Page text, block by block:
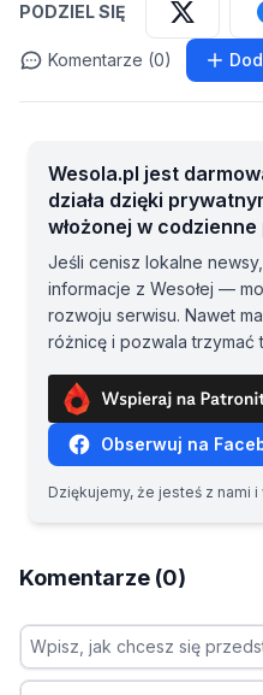
PODZIEL SIĘ
Komentarze (0)
Wesola.pl jest
działa dzięki
włożonej w
Jeśli cenisz lokalne
informacje z Wesołej —
rozwoju serwisu. Nawet
różnicę i pozwala trzymać
Obserwuj na
Dziękujemy, że jesteś z nami
Komentarze (0)